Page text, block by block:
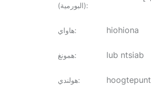
(البورمية):
هاواي: hiohiona
همونغ: lub ntsiab
هولندي: hoogtepunt